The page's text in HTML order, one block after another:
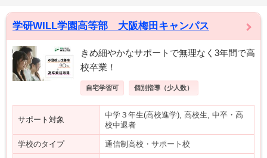
学研WILL学園高等部 大阪梅田キャンパス
きめ細やかなサポートで無理なく3年間で高
校卒業！
自宅学習可 個別指導（少人数）
サポート対象
中学３年生(高校進学), 高校生, 中卒・高
校中退者
学校のタイプ 通信制高校・サポート校